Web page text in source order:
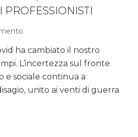
PROFESSIONISTI
online,
arrivano
le
regole
per
ha cambiato il nostro
L’incertezza sul fronte
e sociale continua a
unito ai venti di guerra